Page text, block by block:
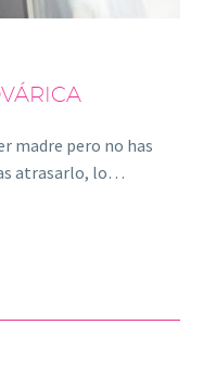
madre pero no has
atrasarlo, lo…